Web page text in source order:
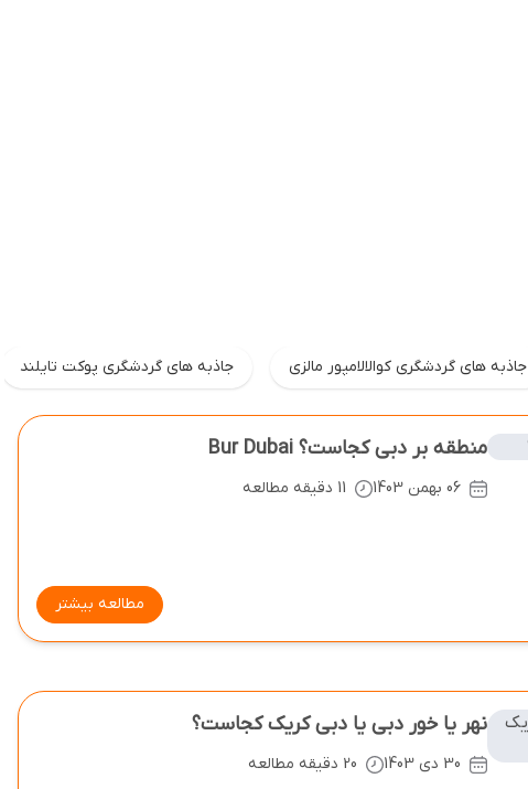
جاذبه های گردشگری کوالالامپور مالزی جاذبه های گردشگری پوکت تایلند
منطقه بر دبی کجاست؟ Bur Dubai
06 بهمن 1403 11 دقیقه مطالعه
مطالعه بیشتر
نهر یا خور دبی یا دبی کریک کجاست؟
30 دی 1403 20 دقیقه مطالعه